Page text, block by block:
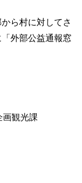
ら村に対してさ
外部公益通報窓
観光課